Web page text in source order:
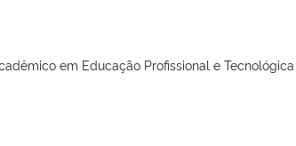
em Educação Profissional e